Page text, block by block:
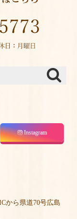
Instagram
ら県道70号広島